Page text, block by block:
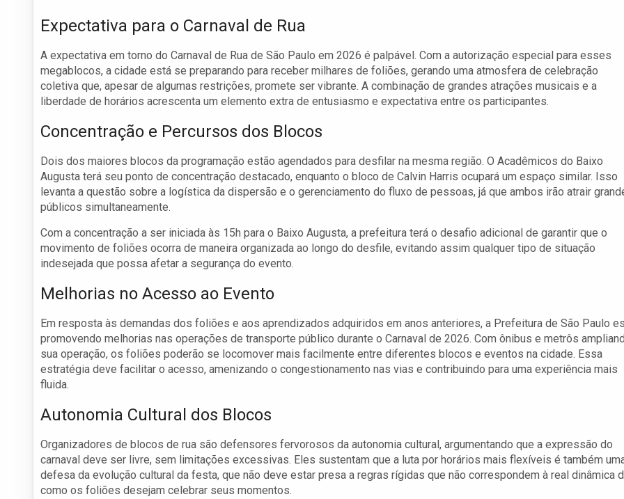
Expectativa para o Carnaval de Rua
A expectativa em torno do Carnaval de Rua de São Paulo em 2026 é palpável. Com a autorização especial para esses
megablocos, a cidade está se preparando para receber milhares de foliões, gerando uma atmosfera de celebração
coletiva que, apesar de algumas restrições, promete ser vibrante. A combinação de grandes atrações musicais e a
liberdade de horários acrescenta um elemento extra de entusiasmo e expectativa entre os participantes.
Concentração e Percursos dos Blocos
Dois dos maiores blocos da programação estão agendados para desfilar na mesma região. O Acadêmicos do Baixo
Augusta terá seu ponto de concentração destacado, enquanto o bloco de Calvin Harris ocupará um espaço similar. Isso
levanta a questão sobre a logística da dispersão e o gerenciamento do fluxo de pessoas, já que ambos irão atrair
públicos simultaneamente.
Com a concentração a ser iniciada às 15h para o Baixo Augusta, a prefeitura terá o desafio adicional de garantir que o
movimento de foliões ocorra de maneira organizada ao longo do desfile, evitando assim qualquer tipo de situação
indesejada que possa afetar a segurança do evento.
Melhorias no Acesso ao Evento
Em resposta às demandas dos foliões e aos aprendizados adquiridos em anos anteriores, a Prefeitura de São Paulo
promovendo melhorias nas operações de transporte público durante o Carnaval de 2026. Com ônibus e metrôs
sua operação, os foliões poderão se locomover mais facilmente entre diferentes blocos e eventos na cidade. Essa
estratégia deve facilitar o acesso, amenizando o congestionamento nas vias e contribuindo para uma experiência mais
fluida.
Autonomia Cultural dos Blocos
Organizadores de blocos de rua são defensores fervorosos da autonomia cultural, argumentando que a expressão do
carnaval deve ser livre, sem limitações excessivas. Eles sustentam que a luta por horários mais flexíveis é também
defesa da evolução cultural da festa, que não deve estar presa a regras rígidas que não correspondem à real dinâmica
como os foliões desejam celebrar seus momentos.